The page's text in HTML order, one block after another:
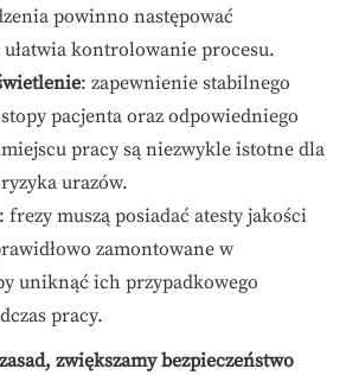
powinno następować
kontrolowanie procesu.
: zapewnienie stabilnego
pacjenta oraz odpowiedniego
pracy są niezwykle istotne dla
urazów.
: frezy muszą posiadać atesty jakości
zamontowane w
uniknąć ich przypadkowego
pracy.
zwiększamy bezpieczeństwo